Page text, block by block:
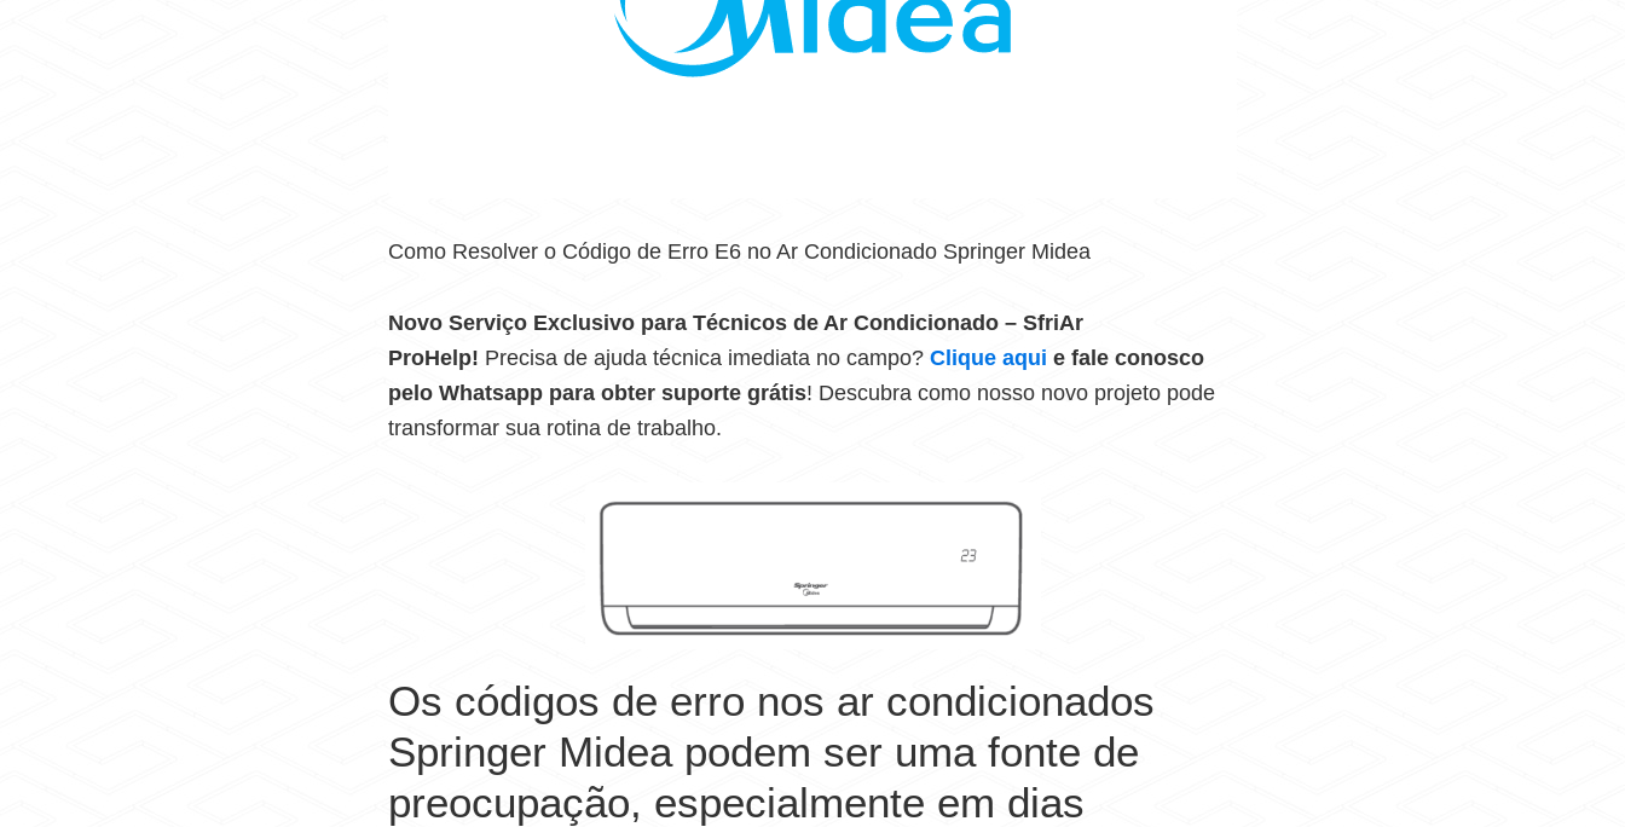
Como Resolver o Código de Erro E6 no Ar Condicionado Springer Midea
Novo Serviço Exclusivo para Técnicos de Ar Condicionado – SfriAr
ProHelp! Precisa de ajuda técnica imediata no campo? Clique aqui e fale conosco
pelo Whatsapp para obter suporte grátis! Descubra como nosso novo projeto pode
transformar sua rotina de trabalho.
Os códigos de erro nos ar condicionados
Springer Midea podem ser uma fonte de
preocupação, especialmente em dias